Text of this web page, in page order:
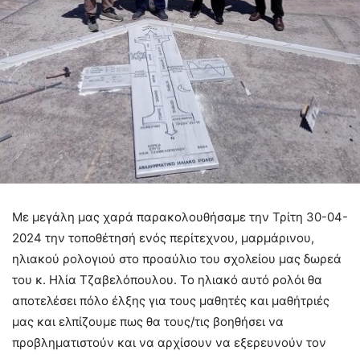
Με μεγάλη μας χαρά παρακολουθήσαμε την Τρίτη 30-04-
2024 την τοποθέτησή ενός περίτεχνου, μαρμάρινου,
ηλιακού ρολογιού στο προαύλιο του σχολείου μας δωρεά
του κ. Ηλία Τζαβελόπουλου. Το ηλιακό αυτό ρολόι θα
αποτελέσει πόλο έλξης για τους μαθητές και μαθήτριές
μας και ελπίζουμε πως θα τους/τις βοηθήσει να
προβληματιστούν και να αρχίσουν να εξερευνούν τον